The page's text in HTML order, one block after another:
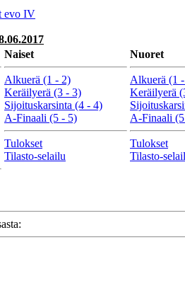
evo IV
Naiset
Alkuerä (1 - 2)
Keräilyerä (3 - 3)
Sijoituskarsinta (4 - 4)
A-Finaali (5 - 5)
Tulokset
Tilasto-selailu
Nuoret
Alkuerä (1
Keräilyerä
A-Finaali
Tulokset
Tilasto-